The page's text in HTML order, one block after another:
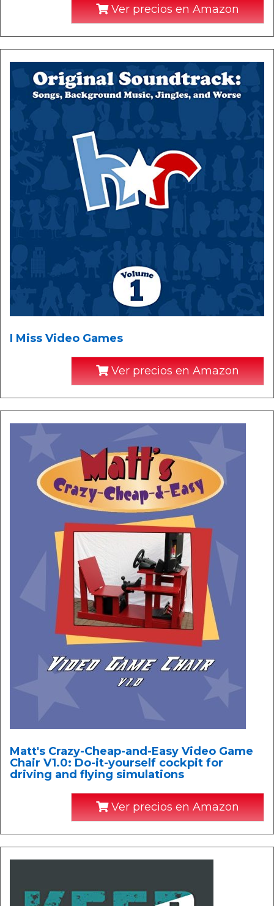
Ver precios en Amazon
I Miss Video Games
Ver precios en Amazon
Matt's Crazy-Cheap-and-Easy Video Game
Chair V1.0: Do-it-yourself cockpit for
driving and flying simulations
Ver precios en Amazon